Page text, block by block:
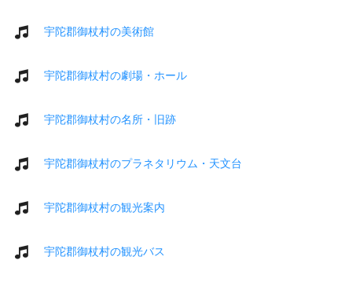
宇陀郡御杖村の美術館
宇陀郡御杖村の劇場・ホール
宇陀郡御杖村の名所・旧跡
宇陀郡御杖村のプラネタリウム・天文台
宇陀郡御杖村の観光案内
宇陀郡御杖村の観光バス